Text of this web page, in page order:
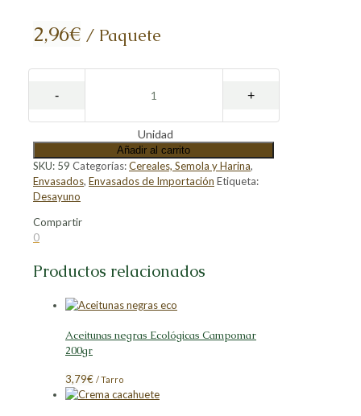
2,96€ / Paquete
Unidad
Añadir al carrito
SKU: 59 Categorías:Cereales, Semola y Harina,
Envasados, Envasados de Importación Etiqueta:
Desayuno
Compartir
Compartir
Facebook
Compartir
X
Compartir
LinkedIn
Compartir
Pinterest
0
Productos relacionados
Aceitunas negras Ecológicas Campomar
200gr
3,79€ / Tarro